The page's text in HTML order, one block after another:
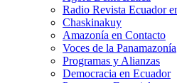
Radio Revista Ecuador
Chaskinakuy
Amazonía en Contacto
Voces de la Panamazonía
Programas y Alianzas
Democracia en Ecuador